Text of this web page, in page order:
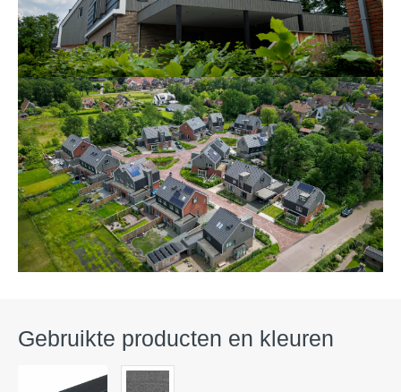
Gebruikte producten en kleuren